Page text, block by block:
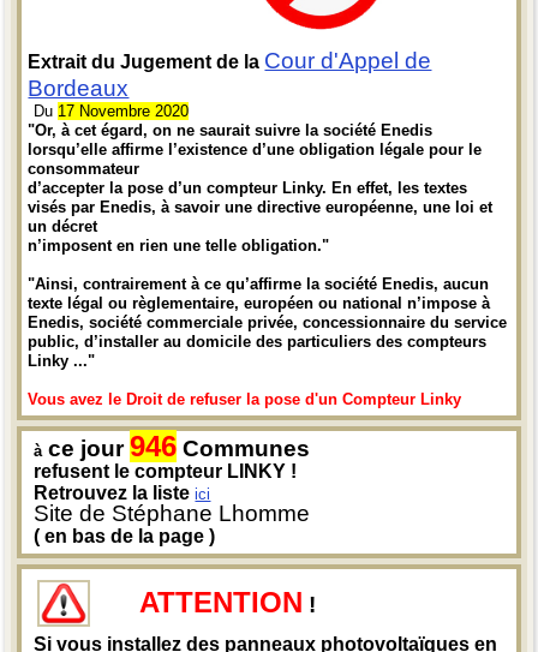
Extrait du Jugement de la Cour d'Appel de
Bordeaux
Du 17 Novembre 2020
"Or, à cet égard, on ne saurait suivre la société Enedis
lorsqu’elle affirme l’existence d’une obligation légale pour le
consommateur
d’accepter la pose d’un compteur Linky. En effet, les textes
visés par Enedis, à savoir une directive européenne, une loi et
un décret
n’imposent en rien une telle obligation."
"Ainsi, contrairement à ce qu’affirme la société Enedis, aucun
texte légal ou règlementaire, européen ou national n’impose à
Enedis, société commerciale privée, concessionnaire du service
public, d’installer au domicile des particuliers des compteurs
Linky ..."
Vous avez le Droit de refuser la pose d'un Compteur Linky
à ce jour946 Communes
refusent le compteur LINKY !
Retrouvez la listeici
Site de Stéphane Lhomme
( en bas de la page )
ATTENTION !
Si vous installez des panneaux photovoltaïques en